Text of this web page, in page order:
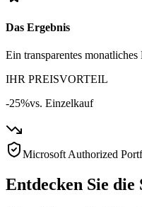
Das Ergebnis
Ein transparentes
IHR PREISVORTEIL
-25%vs. Einzelkauf
Microsoft Authorized
Entdecken Sie die